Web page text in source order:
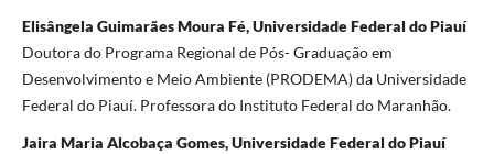
Elisângela Guimarães Moura Fé, Universidade Federal do Piauí
Doutora do Programa Regional de Pós- Graduação em
Desenvolvimento e Meio Ambiente (PRODEMA) da Universidade
Federal do Piauí. Professora do Instituto Federal do Maranhão.
Jaira Maria Alcobaça Gomes, Universidade Federal do Piauí